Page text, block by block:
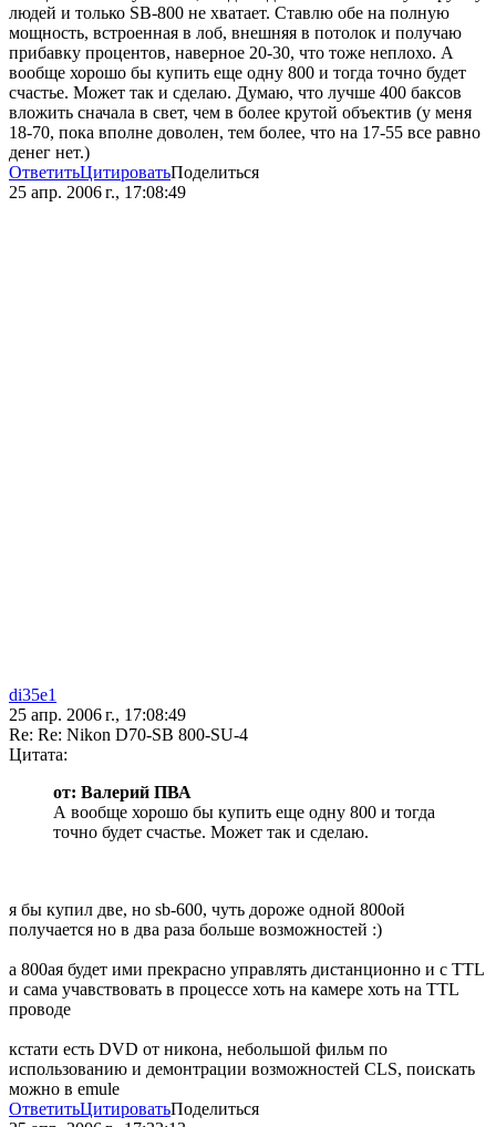
людей и только SB-800 не хватает. Ставлю обе на полную
мощность, встроенная в лоб, внешняя в потолок и получаю
прибавку процентов, наверное 20-30, что тоже неплохо. А
вообще хорошо бы купить еще одну 800 и тогда точно будет
счастье. Может так и сделаю. Думаю, что лучше 400 баксов
вложить сначала в свет, чем в более крутой объектив (у меня
18-70, пока вполне доволен, тем более, что на 17-55 все равно
денег нет.)
ОтветитьЦитироватьПоделиться
25 апр. 2006 г., 17:08:49
di35e1
25 апр. 2006 г., 17:08:49
Re: Re: Nikon D70-SB 800-SU-4
Цитата:
от: Валерий ПВА
А вообще хорошо бы купить еще одну 800 и тогда
точно будет счастье. Может так и сделаю.
я бы купил две, но sb-600, чуть дороже одной 800ой
получается но в два раза больше возможностей :)
а 800ая будет ими прекрасно управлять дистанционно и с TTL
и сама учавствовать в процессе хоть на камере хоть на TTL
проводе
кстати есть DVD от никона, небольшой фильм по
использованию и демонтрации возможностей CLS, поискать
можно в emule
ОтветитьЦитироватьПоделиться